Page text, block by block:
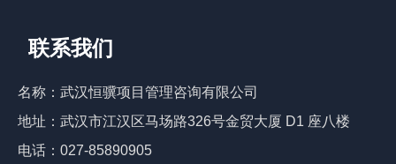
联系我们
名称：武汉恒骥项目管理咨询有限公司
地址：武汉市江汉区马场路326号金贸大厦 D1 座八楼
电话：027-85890905